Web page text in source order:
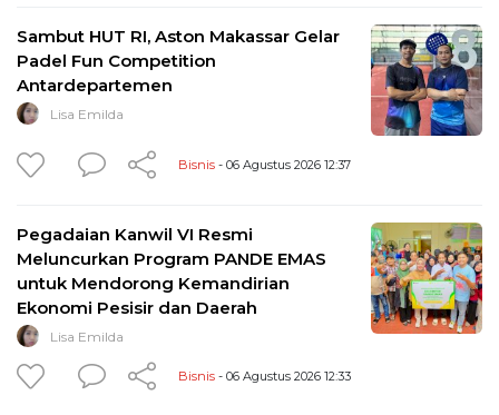
Sambut HUT RI, Aston Makassar Gelar
Padel Fun Competition
Antardepartemen
Lisa Emilda
Bisnis - 06 Agustus 2026 12:37
Pegadaian Kanwil VI Resmi
Meluncurkan Program PANDE EMAS
untuk Mendorong Kemandirian
Ekonomi Pesisir dan Daerah
Lisa Emilda
Bisnis - 06 Agustus 2026 12:33